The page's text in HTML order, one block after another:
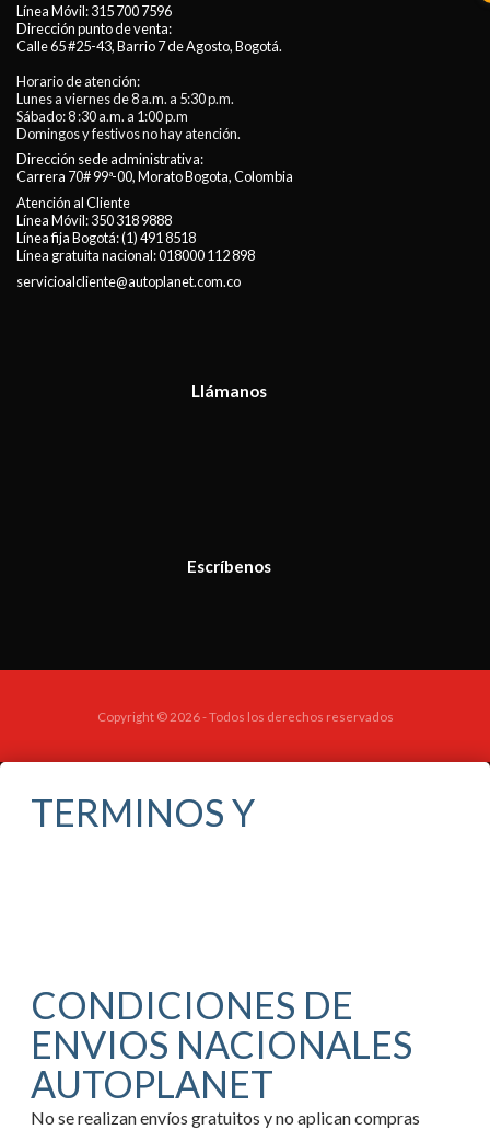
Línea Móvil:315 700 7596
Dirección punto de venta:
Calle 65 #25-43, Barrio 7 de Agosto, Bogotá.
Horario de atención:
Lunes a viernes de 8 a.m. a 5:30 p.m.
Sábado: 8 :30 a.m. a 1:00 p.m
Domingos y festivos no hay atención.
Dirección sede administrativa:
Carrera 70# 99ª-00, Morato Bogota, Colombia
Atención al Cliente
Línea Móvil:350 318 9888
Línea fija Bogotá:(1) 491 8518
Línea gratuita nacional:018000 112 898
servicioalcliente@autoplanet.com.co
Llámanos
Escríbenos
Copyright © 2026 - Todos los derechos reservados
TERMINOS Y
CONDICIONES DE
ENVIOS NACIONALES
AUTOPLANET
No se realizan envíos gratuitos y no aplican compras